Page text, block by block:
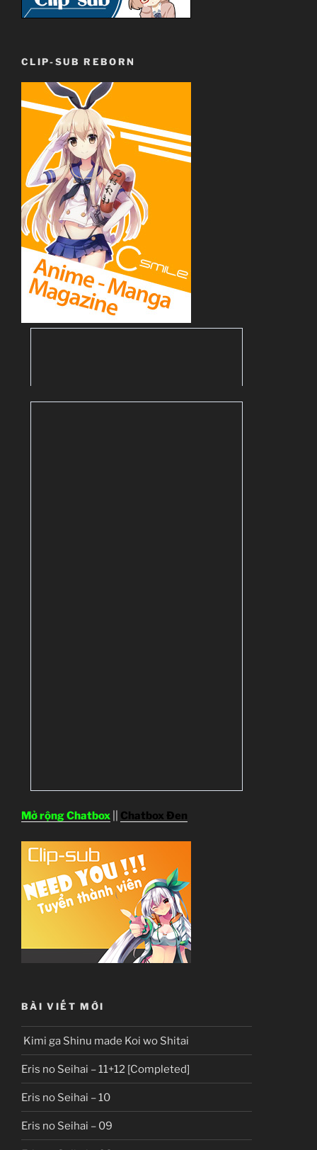
CLIP-SUB REBORN
Mở rộng Chatbox Chatbox Đen
BÀI VIẾT MỚI
Kimi ga Shinu made Koi wo Shitai
Eris no Seihai – 11+12 [Completed]
Eris no Seihai – 10
Eris no Seihai – 09